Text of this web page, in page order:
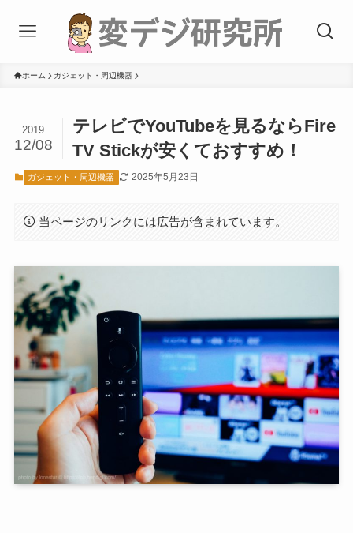
ホーム ガジェット・周辺機器
テレビでYouTubeを見るならFire
TV Stickが安くておすすめ！
2019
12/08
ガジェット・周辺機器 2025年5月23日
当ページのリンクには広告が含まれています。